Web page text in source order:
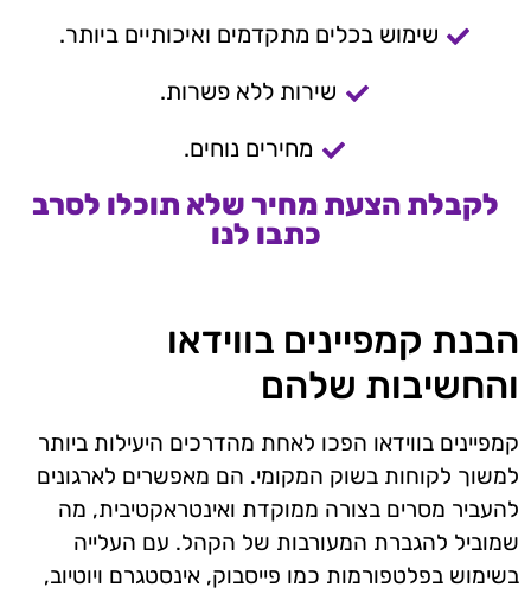
שימוש בכלים מתקדמים ואיכותיים ביותר.
שירות ללא פשרות.
מחירים נוחים.
לקבלת הצעת מחיר שלא תוכלו לסרב
כתבו לנו
הבנת קמפיינים בווידאו
והחשיבות שלהם
קמפיינים בווידאו הפכו לאחת מהדרכים היעילות ביותר
למשוך לקוחות בשוק המקומי. הם מאפשרים לארגונים
להעביר מסרים בצורה ממוקדת ואינטראקטיבית, מה
שמוביל להגברת המעורבות של הקהל. עם העלייה
בשימוש בפלטפורמות כמו פייסבוק, אינסטגרם ויוטיוב,